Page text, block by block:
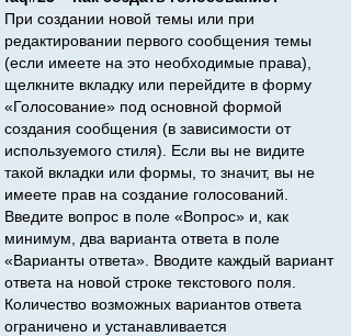
При создании новой темы или при
редактировании первого сообщения темы
(если имеете на это необходимые права),
щелкните вкладку или перейдите в форму
«Голосование» под основной формой
создания сообщения (в зависимости от
используемого стиля). Если вы не видите
такой вкладки или формы, то значит, вы не
имеете прав на создание голосований.
Введите вопрос в поле «Вопрос» и, как
минимум, два варианта ответа в поле
«Варианты ответа». Вводите каждый вариант
ответа на новой строке текстового поля.
Количество возможных вариантов ответа
ограничено и устанавливается